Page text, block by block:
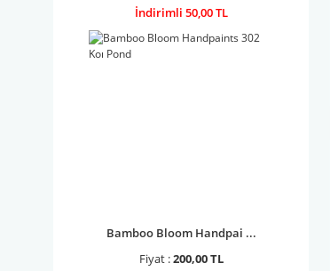
İndirimli 50,00 TL
Bamboo Bloom Handpai ...
Fiyat :200,00 TL